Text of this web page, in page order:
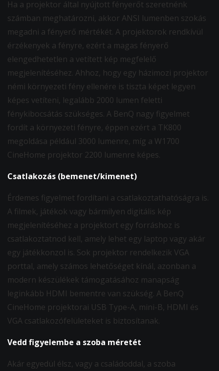
Ha a projektor által nyújtott fényerőt szeretnénk
számban meghatározni, akkor ANSI lumenben szokás
megadni a fényerő mértékét. A projektorok rendkívül
érzékenyek a fényre, ezért a magas fényerő
elengedhetetlen a vetített kép megfelelő
megjelenítéséhez. Ahhoz, hogy egy házimozi projektor
némi környezeti fény ellenére is tiszta képet legyen
képes vetíteni, legalább 2000 lumen feletti
fénykibocsátás szükséges. A BenQ nagy figyelmet
fordít a környezeti fényre, éppen ezért a TK800
megoldása például 3000 lumenre, míg a W1700
CineHome projektor 2200 lumenre képes.
Csatlakozás (bemenet/kimenet)
Érdemes figyelmet fordítani a csatlakoztathatóságra is.
A filmek, játékok vagy bármilyen digitális kép
megjelenítéséhez a projektort egy forráshoz is
csatlakoztatnod kell, amely lehet egy laptop vagy akár
egy játékkonzol is. Sok projektor rendelkezik VGA
porttal, amely számos lehetőséget kínál, azonban a
modern készülékek támogatásához manapság
leginkább HDMI bementre van szükség. A BenQ
CineHome projektorai USB Type-A, mini-B, HDMI és
VGA csatlakozófelületeket is biztosítanak.
Vedd figyelembe a szoba méretét
Akár egyedül élsz, vagy a családoddal, a szoba